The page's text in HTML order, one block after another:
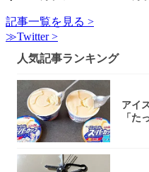
記事一覧を見る >
≫Twitter >
人気記事ランキング
アイ
「た